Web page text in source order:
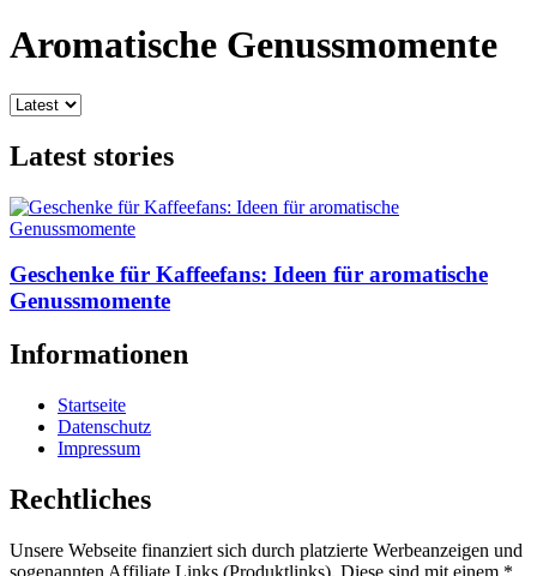
Aromatische Genussmomente
Latest stories
Geschenke für Kaffeefans: Ideen für aromatische
Genussmomente
Informationen
Startseite
Datenschutz
Impressum
Rechtliches
Unsere Webseite finanziert sich durch platzierte Werbeanzeigen und
sogenannten Affiliate Links (Produktlinks). Diese sind mit einem *